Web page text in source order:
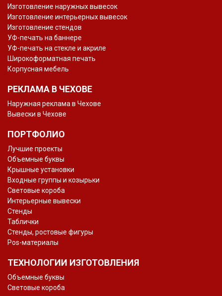
Изготовление наружных вывесок
Изготовление интерьерных вывесок
Изготовление стендов
УФ-печать на баннере
УФ-печать на стекле и акриле
Широкоформатная печать
Корпусная мебель
РЕКЛАМА В ЧЕХОВЕ
Наружная реклама в Чехове
Вывески в Чехове
ПОРТФОЛИО
Лучшие проекты
Объемные буквы
Крышные установки
Входные группы и козырьки
Световые короба
Интерьерные вывески
Стенды
Таблички
Стенды, ростовые фигуры
Pos-материалы
ТЕХНОЛОГИИ ИЗГОТОВЛЕНИЯ
Объемные буквы
Световые короба